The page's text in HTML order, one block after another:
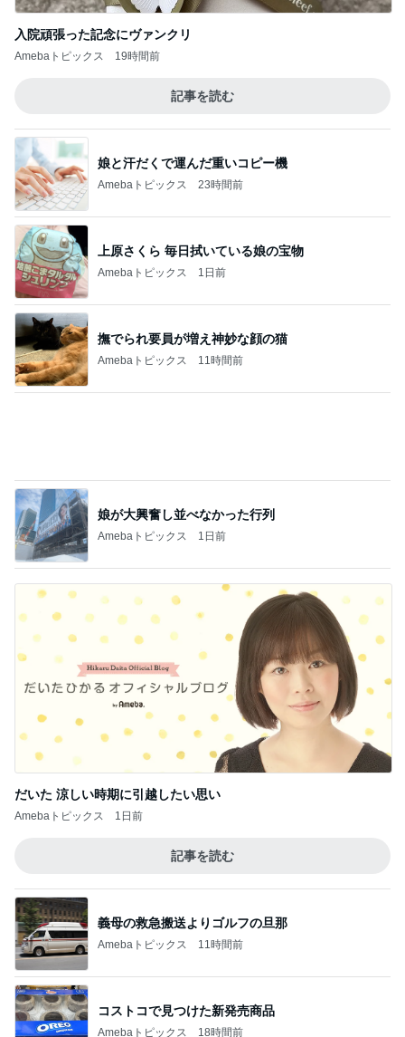
記事を読む
Amebaトピックス 23時間前
上原さくら 毎日拭いている娘の宝物
Amebaトピックス 1日前
撫でられ要員が増え神妙な顔の猫
Amebaトピックス 11時間前
娘が大興奮し並べなかった行列
Amebaトピックス 1日前
だいた 涼しい時期に引越したい思い
Amebaトピックス 1日前
記事を読む
義母の救急搬送よりゴルフの旦那
Amebaトピックス 11時間前
Amebaトピックス 18時間前
目を覆いたくなる酷さの体験会
Amebaトピックス 1日前
台湾の人気小籠包店の日本一号店
Amebaトピックス 1日前